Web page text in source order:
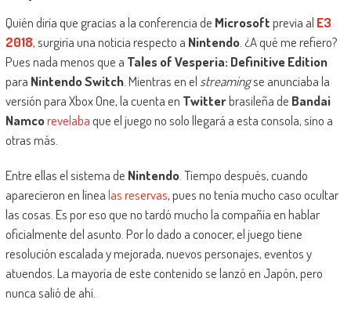
Quién diría que gracias a la conferencia de Microsoftprevia al E3
2018, surgiría una noticia respecto a Nintendo. ¿A qué me refiero?
Pues nada menos que a Tales of Vesperia: Definitive Edition
para Nintendo Switch. Mientras en el streamingse anunciaba la
versión para Xbox One, la cuenta en Twitterbrasileña de Bandai
Namcorevelabaque el juego no solo llegará a esta consola, sino a
otras más.
Entre ellas el sistema de Nintendo. Tiempo después, cuando
aparecieron en línealas reservas, pues no tenía mucho caso ocultar
las cosas. Es por eso que no tardó mucho la compañía en hablar
oficialmente del asunto. Por lo dado a conocer, el juego tiene
resolución escalada y mejorada, nuevos personajes, eventos y
atuendos. La mayoría de este contenido se lanzó en Japón, pero
nunca salió de ahí.